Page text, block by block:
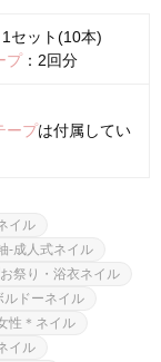
セット(10本)
プ：2回分
ープは付属してい
イル
-成人式ネイル
お祭り・浴衣ネイル
ルドーネイル
性＊ネイル
イル